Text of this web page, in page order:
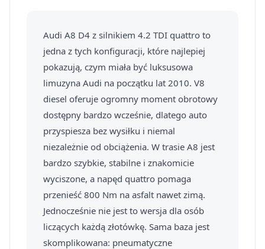
Audi A8 D4 z silnikiem 4.2 TDI quattro to
jedna z tych konfiguracji, które najlepiej
pokazują, czym miała być luksusowa
limuzyna Audi na początku lat 2010. V8
diesel oferuje ogromny moment obrotowy
dostępny bardzo wcześnie, dlatego auto
przyspiesza bez wysiłku i niemal
niezależnie od obciążenia. W trasie A8 jest
bardzo szybkie, stabilne i znakomicie
wyciszone, a napęd quattro pomaga
przenieść 800 Nm na asfalt nawet zimą.
Jednocześnie nie jest to wersja dla osób
liczących każdą złotówkę. Sama baza jest
skomplikowana: pneumatyczne